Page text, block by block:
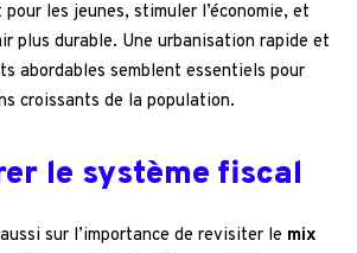
pour les jeunes, stimuler l’économie, et
plus durable. Une urbanisation rapide et
abordables semblent essentiels pour
croissants de la population.
le système fiscal
sur l’importance de revisiter le mix